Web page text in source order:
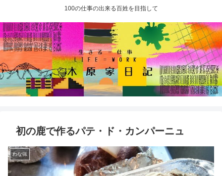
100の仕事の出来る百姓を目指して
初の鹿で作るパテ・ド・カンパーニュ
わな猟